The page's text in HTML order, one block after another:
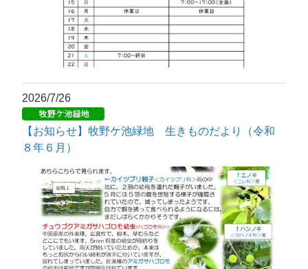
2026/7/26
【お知らせ】牧野ケ池緑地 生きものだより（令和
８年６月）